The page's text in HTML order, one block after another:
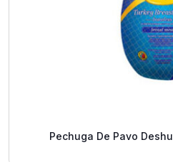
Pechuga De Pavo